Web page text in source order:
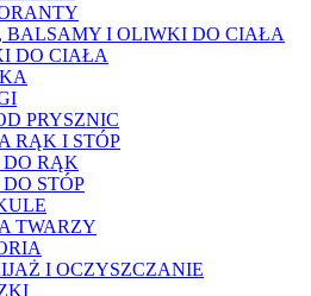
BALSAMY I OLIWKI DO CIAŁA
DO CIAŁA
PRYSZNIC
RĄK I STÓP
RĄK
STÓP
TWARZY
I OCZYSZCZANIE